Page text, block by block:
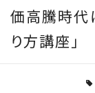
価高騰時代
り方講座」